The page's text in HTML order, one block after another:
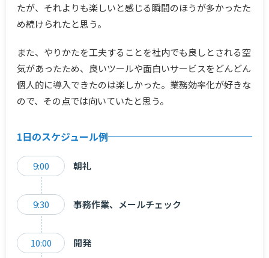
たが、それよりも楽しいと感じる瞬間のほうが多かったた
め続けられたと思う。
また、やりかたを工夫することを社内でも良しとされる空
気があったため、良いツールや面白いサービスをどんどん
個人的に導入できたのは楽しかった。業務効率化が好きな
ので、その点では向いていたと思う。
1日のスケジュール例
9:00 朝礼
9:30 事務作業、メールチェック
10:00 開発